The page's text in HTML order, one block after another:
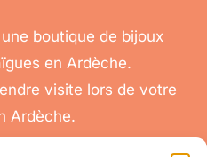
boutique de bijoux
en Ardèche.
visite lors de votre
Ardèche.